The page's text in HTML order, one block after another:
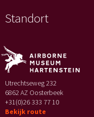
Standort
Utrechtseweg 232
6862 AZ Oosterbeek
+31(0)26 333 77 10
Bekijk route